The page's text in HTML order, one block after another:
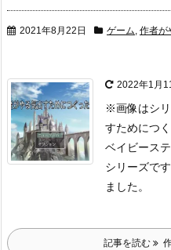
2021年8月22日 ゲーム, 作者が
2022年1月
※画像はシリ
すためにつ
ベイビース
シリーズです
ました。
記事を読む